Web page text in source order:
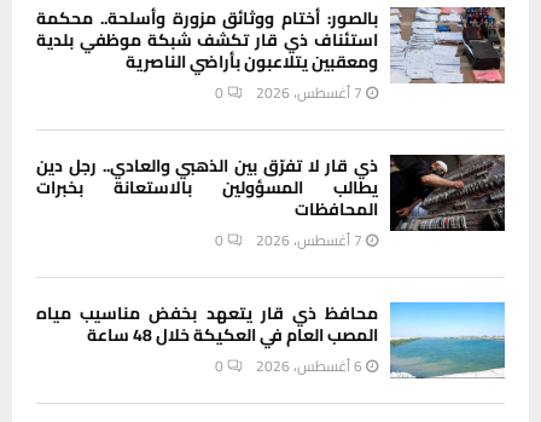
بالصور: أختام ووثائق مزورة وأسلحة.. محكمة
استئناف ذي قار تكشف شبكة موظفي بلدية
ومعقبين يتلاعبون بأراضي الناصرية
7 أغسطس، 2026 0
ذي قار لا تفرّق بين الذهبي والعادي.. رجل دين
يطالب المسؤولين بالاستعانة بخبرات
المحافظات
7 أغسطس، 2026 0
محافظ ذي قار يتعهد بخفض مناسيب مياه
المصب العام في العكيكة خلال 48 ساعة
6 أغسطس، 2026 0